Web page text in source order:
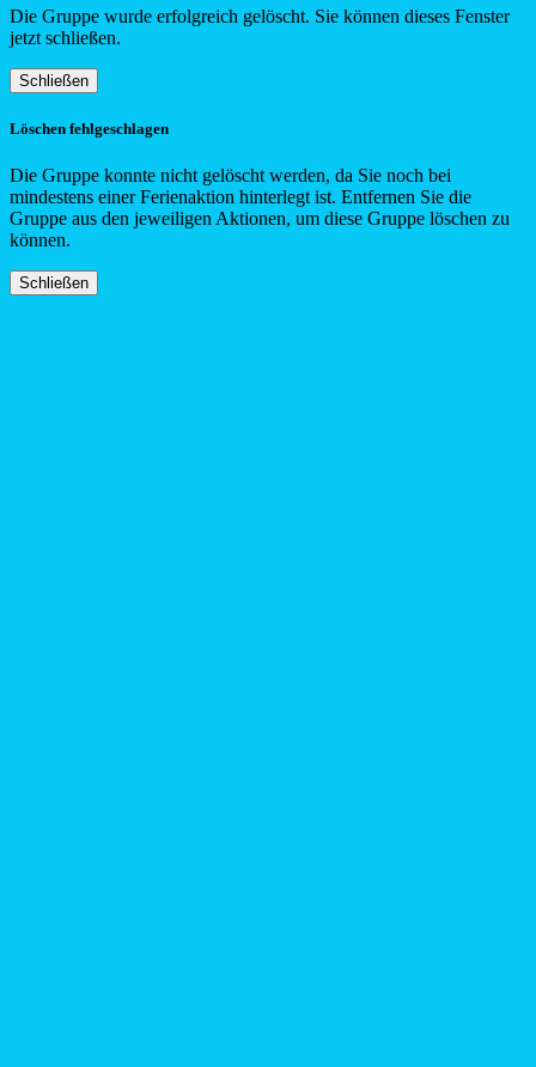
Die Gruppe wurde erfolgreich gelöscht. Sie können dieses Fenster
jetzt schließen.
Schließen
Löschen fehlgeschlagen
Die Gruppe konnte nicht gelöscht werden, da Sie noch bei
mindestens einer Ferienaktion hinterlegt ist. Entfernen Sie die
Gruppe aus den jeweiligen Aktionen, um diese Gruppe löschen zu
können.
Schließen